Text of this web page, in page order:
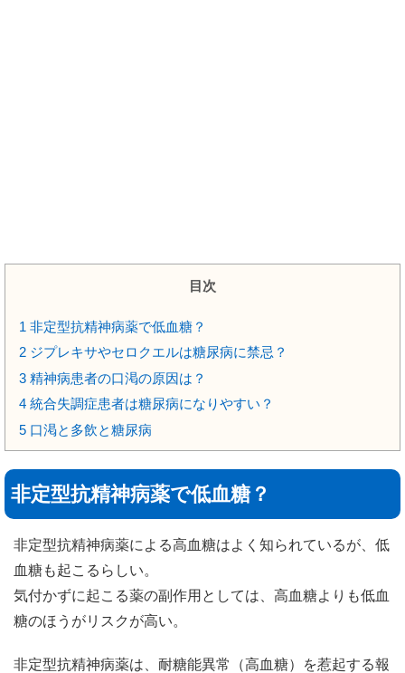
目次
1 非定型抗精神病薬で低血糖？
2 ジプレキサやセロクエルは糖尿病に禁忌？
3 精神病患者の口渇の原因は？
4 統合失調症患者は糖尿病になりやすい？
5 口渇と多飲と糖尿病
非定型抗精神病薬で低血糖？
非定型抗精神病薬による高血糖はよく知られているが、低
血糖も起こるらしい。
気付かずに起こる薬の副作用としては、高血糖よりも低血
糖のほうがリスクが高い。
非定型抗精神病薬は、耐糖能異常（高血糖）を惹起する報